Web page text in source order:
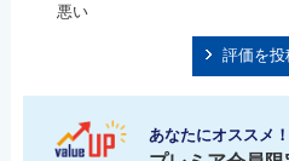
悪い
評価を投
あなたにオススメ！